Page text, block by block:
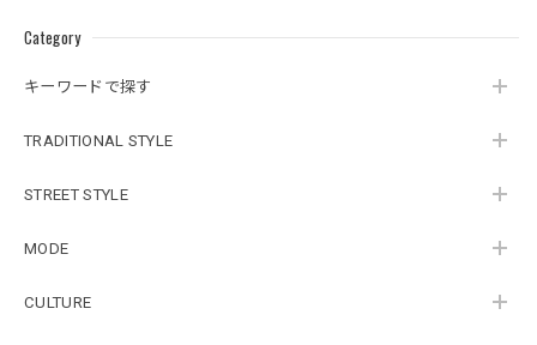
Category
キーワードで探す
TRADITIONAL STYLE
STREET STYLE
MODE
CULTURE